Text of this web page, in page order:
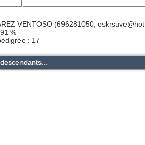
VENTOSO (696281050,
%
: 17